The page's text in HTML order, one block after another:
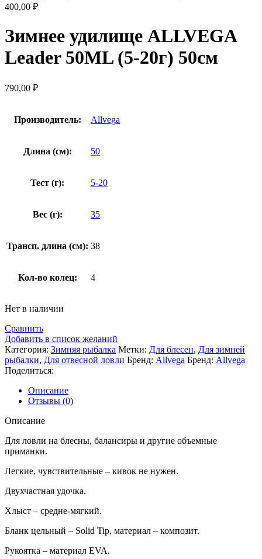
400,00 ₽
Зимнее удилище ALLVEGA
Leader 50ML (5-20г) 50см
790,00 ₽
Производитель: Allvega
Длина (см): 50
Тест (г): 5-20
Вес (г): 35
Трансп. длина (см): 38
Кол-во колец: 4
Нет в наличии
Сравнить
Добавить в список желаний
Категория: Зимняя рыбалка Метки: Для блесен, Для зимней
рыбалки, Для отвесной ловли Бренд: Allvega Бренд: Allvega
Поделиться:
Описание
Отзывы (0)
Описание
Для ловли на блесны, балансиры и другие объемные
приманки.
Легкие, чувствительные – кивок не нужен.
Двухчастная удочка.
Хлыст – средне-мягкий.
Бланк цельный – Solid Tip, материал – композит.
Рукоятка – материал EVA.